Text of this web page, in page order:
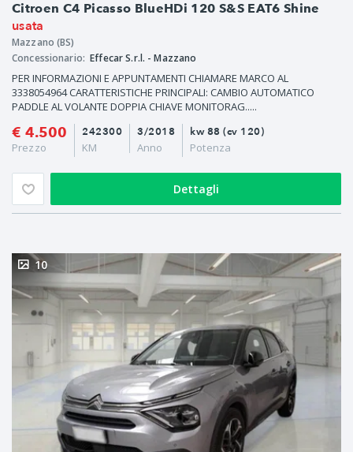
Citroen C4 Picasso BlueHDi 120 S&S EAT6 Shine
usata
Mazzano (BS)
Concessionario: Effecar S.r.l. - Mazzano
PER INFORMAZIONI E APPUNTAMENTI CHIAMARE MARCO AL
3338054964 CARATTERISTICHE PRINCIPALI: CAMBIO AUTOMATICO
PADDLE AL VOLANTE DOPPIA CHIAVE MONITORAG.....
€ 4.500
Prezzo
3/2018
Anno
242300
KM
kw 88 (cv 120)
Potenza
Dettagli
10